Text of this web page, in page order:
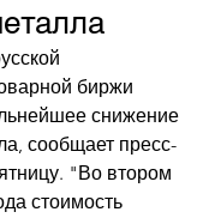
биржи
снижение
сообщает пресс-
"Во втором
стоимость